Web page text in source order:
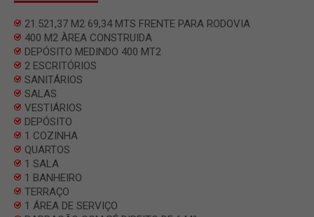
21.521,37 M2 69,34 MTS FRENTE PARA RODOVIA
400 M2 ÀREA CONSTRUIDA
DEPÓSITO MEDINDO 400 MT2
2 ESCRITÓRIOS
SANITÁRIOS
SALAS
VESTIÁRIOS
DEPÓSITO
1 COZINHA
QUARTOS
1 SALA
1 BANHEIRO
TERRAÇO
1 ÁREA DE SERVIÇO